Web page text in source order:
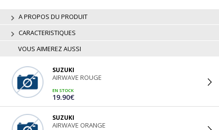
A PROPOS DU PRODUIT
CARACTERISTIQUES
VOUS AIMEREZ AUSSI
SUZUKI
AIRWAVE ROUGE
EN STOCK
19.90€
SUZUKI
AIRWAVE ORANGE